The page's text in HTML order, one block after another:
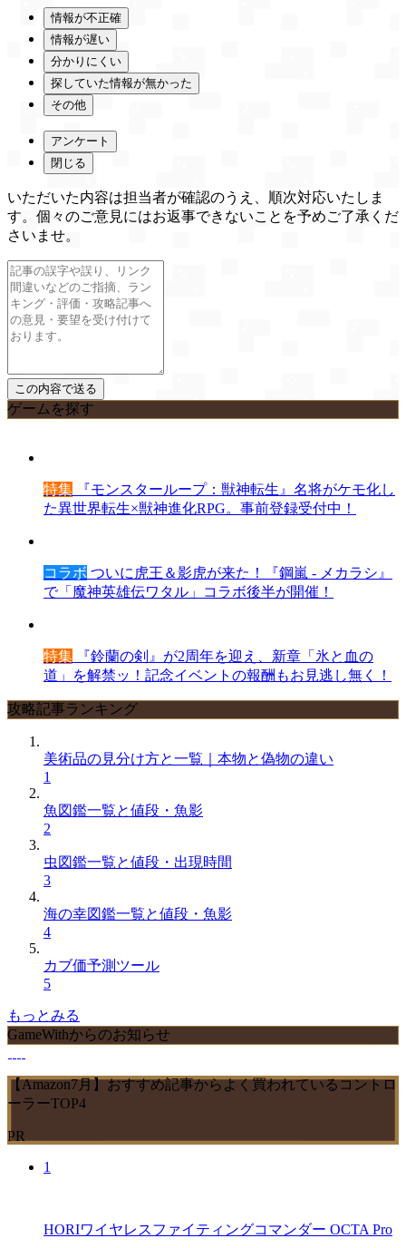
情報が不正確
情報が遅い
分かりにくい
探していた情報が無かった
その他
アンケート
閉じる
いただいた内容は担当者が確認のうえ、順次対応いたしま
す。個々のご意見にはお返事できないことを予めご了承くだ
さいませ。
ゲームを探す
特集 『モンスターループ：獣神転生』名将がケモ化し
た異世界転生×獣神進化RPG。事前登録受付中！
コラボ ついに虎王＆影虎が来た！『鋼嵐 - メカラシ』
で「魔神英雄伝ワタル」コラボ後半が開催！
特集 『鈴蘭の剣』が2周年を迎え、新章「氷と血の
道」を解禁ッ！記念イベントの報酬もお見逃し無く！
攻略記事ランキング
美術品の見分け方と一覧｜本物と偽物の違い
1
魚図鑑一覧と値段・魚影
2
虫図鑑一覧と値段・出現時間
3
海の幸図鑑一覧と値段・魚影
4
カブ価予測ツール
5
もっとみる
GameWithからのお知らせ
【Amazon7月】おすすめ記事からよく買われているコントロ
ーラーTOP4
PR
1
HORIワイヤレスファイティングコマンダー OCTA Pro